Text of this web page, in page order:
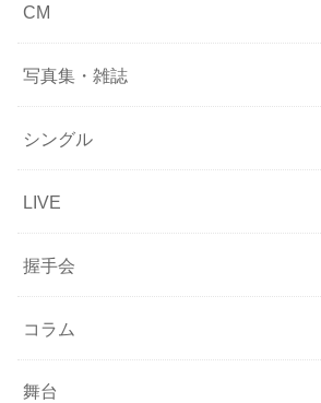
CM
写真集・雑誌
シングル
LIVE
握手会
コラム
舞台